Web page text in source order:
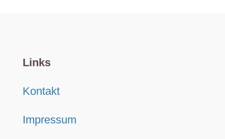
Links
Kontakt
Impressum